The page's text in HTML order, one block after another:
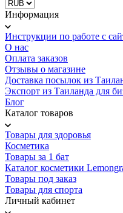
Информация
Инструкции по работе с
О нас
Оплата заказов
Отзывы о магазине
Доставка посылок из
Экспорт из Таиланда для
Блог
Каталог товаров
Товары для здоровья
Косметика
Товары за 1 бат
Каталог косметики
Товары под заказ
Товары для спорта
Личный кабинет